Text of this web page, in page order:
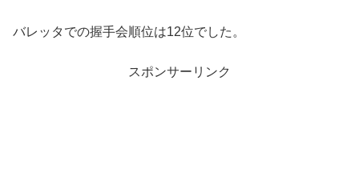
バレッタでの握手会順位は12位でした。
スポンサーリンク